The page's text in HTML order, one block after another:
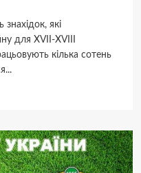
які
для XVII-XVIII
кілька сотень